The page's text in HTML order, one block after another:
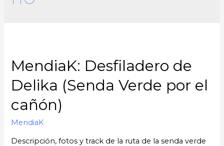
MendiaK: Desfiladero de
Delika (Senda Verde por el
cañón)
MendiaK
Descripción, fotos y track de la ruta de la senda verde